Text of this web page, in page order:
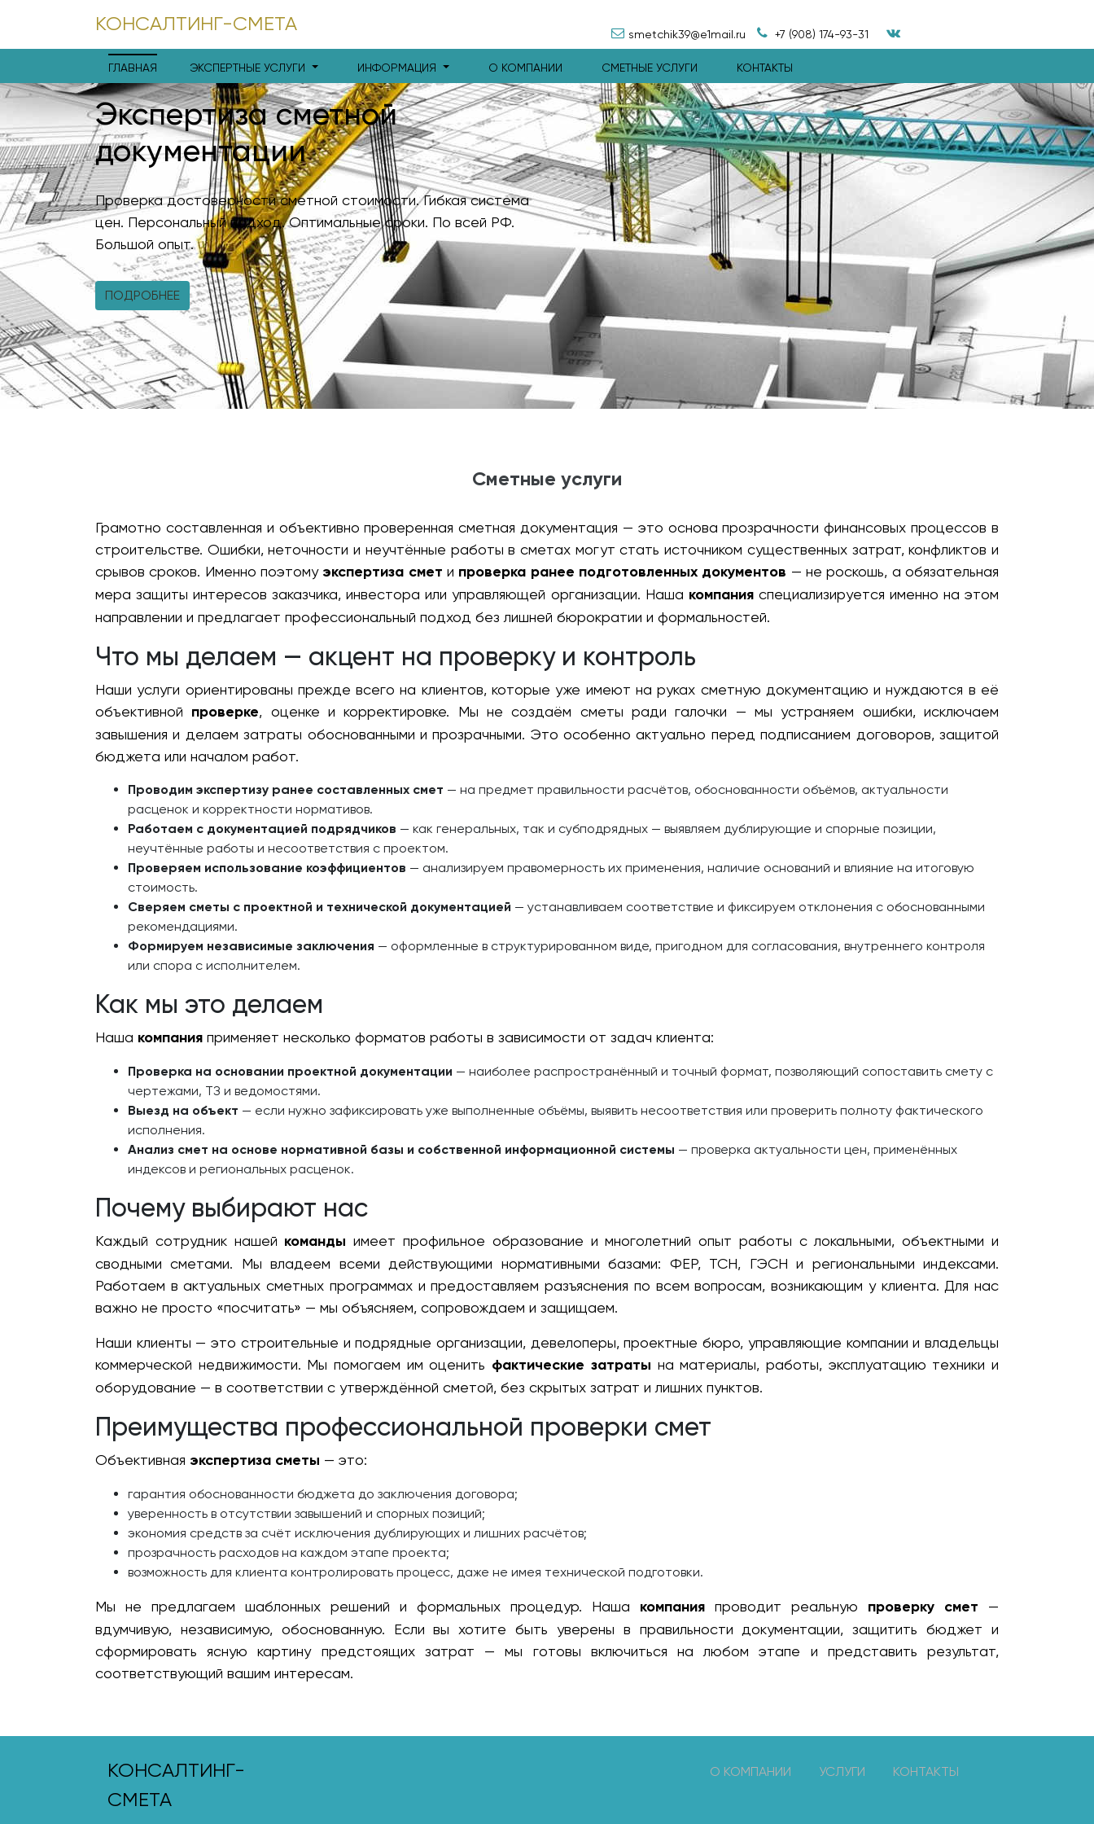
КОНСАЛТИНГ-СМЕТА smetchik39@e1mail.ru +7 (908) 174-93-31
ГЛАВНАЯ ЭКСПЕРТНЫЕ УСЛУГИ ИНФОРМАЦИЯ О КОМПАНИИ СМЕТНЫЕ УСЛУГИ КОНТАКТЫ
Экспертиза сметной
документации
Проверка достоверности сметной стоимости. Гибкая система
цен. Персональный подход. Оптимальные сроки. По всей РФ.
Большой опыт.
ПОДРОБНЕЕ
Сметные услуги
Грамотно составленная и объективно проверенная сметная документация — это основа прозрачности финансовых процессов в
строительстве. Ошибки, неточности и неучтённые работы в сметах могут стать источником существенных затрат, конфликтов и
срывов сроков. Именно поэтому экспертиза смет и проверка ранее подготовленных документов — не роскошь, а обязательная
мера защиты интересов заказчика, инвестора или управляющей организации. Наша компанияспециализируется именно на этом
направлении и предлагает профессиональный подход без лишней бюрократии и формальностей.
Что мы делаем — акцент на проверку и контроль
Наши услуги ориентированы прежде всего на клиентов, которые уже имеют на руках сметную документацию и нуждаются в её
объективной проверке, оценке и корректировке. Мы не создаём сметы ради галочки — мы устраняем ошибки, исключаем
завышения и делаем затраты обоснованными и прозрачными. Это особенно актуально перед подписанием договоров, защитой
бюджета или началом работ.
Проводим экспертизу ранее составленных смет — на предмет правильности расчётов, обоснованности объёмов, актуальности
расценок и корректности нормативов.
Работаем с документацией подрядчиков — как генеральных, так и субподрядных — выявляем дублирующие и спорные позиции,
неучтённые работы и несоответствия с проектом.
Проверяем использование коэффициентов — анализируем правомерность их применения, наличие оснований и влияние на итоговую
стоимость.
Сверяем сметы с проектной и технической документацией — устанавливаем соответствие и фиксируем отклонения с обоснованными
рекомендациями.
Формируем независимые заключения — оформленные в структурированном виде, пригодном для согласования, внутреннего контроля
или спора с исполнителем.
Как мы это делаем
Наша компания применяет несколько форматов работы в зависимости от задач клиента:
Проверка на основании проектной документации — наиболее распространённый и точный формат, позволяющий сопоставить смету с
чертежами, ТЗ и ведомостями.
Выезд на объект — если нужно зафиксировать уже выполненные объёмы, выявить несоответствия или проверить полноту фактического
исполнения.
Анализ смет на основе нормативной базы и собственной информационной системы — проверка актуальности цен, применённых
индексов и региональных расценок.
Почему выбирают нас
Каждый сотрудник нашей команды имеет профильное образование и многолетний опыт работы с локальными, объектными и
сводными сметами. Мы владеем всеми действующими нормативными базами: ФЕР, ТСН, ГЭСН и региональными индексами.
Работаем в актуальных сметных программах и предоставляем разъяснения по всем вопросам, возникающим у клиента. Для нас
важно не просто «посчитать» — мы объясняем, сопровождаем и защищаем.
Наши клиенты — это строительные и подрядные организации, девелоперы, проектные бюро, управляющие компании и владельцы
коммерческой недвижимости. Мы помогаем им оценить фактические затраты на материалы, работы, эксплуатацию техники и
оборудование — в соответствии с утверждённой сметой, без скрытых затрат и лишних пунктов.
Преимущества профессиональной проверки смет
Объективная экспертиза сметы — это:
гарантия обоснованности бюджета до заключения договора;
уверенность в отсутствии завышений и спорных позиций;
экономия средств за счёт исключения дублирующих и лишних расчётов;
прозрачность расходов на каждом этапе проекта;
возможность для клиента контролировать процесс, даже не имея технической подготовки.
Мы не предлагаем шаблонных решений и формальных процедур. Наша компания проводит реальную проверку смет —
вдумчивую, независимую, обоснованную. Если вы хотите быть уверены в правильности документации, защитить бюджет и
сформировать ясную картину предстоящих затрат — мы готовы включиться на любом этапе и представить результат,
соответствующий вашим интересам.
КОНСАЛТИНГ-
СМЕТА
О КОМПАНИИ УСЛУГИ КОНТАКТЫ